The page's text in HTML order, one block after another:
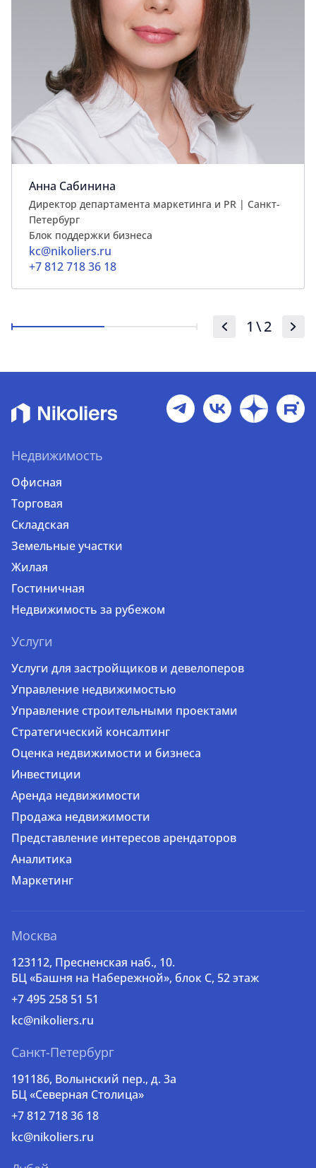
Анна Сабинина
Директор департамента маркетинга и PR | Cанкт-
Петербург
Блок поддержки бизнеса
kc@nikoliers.ru
+7 812 718 36 18
1 \2
Недвижимость
Офисная
Торговая
Складская
Земельные участки
Жилая
Гостиничная
Недвижимость за рубежом
Услуги
Услуги для застройщиков и девелоперов
Управление недвижимостью
Управление строительными проектами
Стратегический консалтинг
Оценка недвижимости и бизнеса
Инвестиции
Аренда недвижимости
Продажа недвижимости
Представление интересов арендаторов
Аналитика
Маркетинг
Москва
123112, Пресненская наб., 10.
БЦ «Башня на Набережной», блок С, 52 этаж
+7 495 258 51 51
kc@nikoliers.ru
Санкт-Петербург
191186, Волынский пер., д. 3a
БЦ «Северная Столица»
+7 812 718 36 18
kc@nikoliers.ru